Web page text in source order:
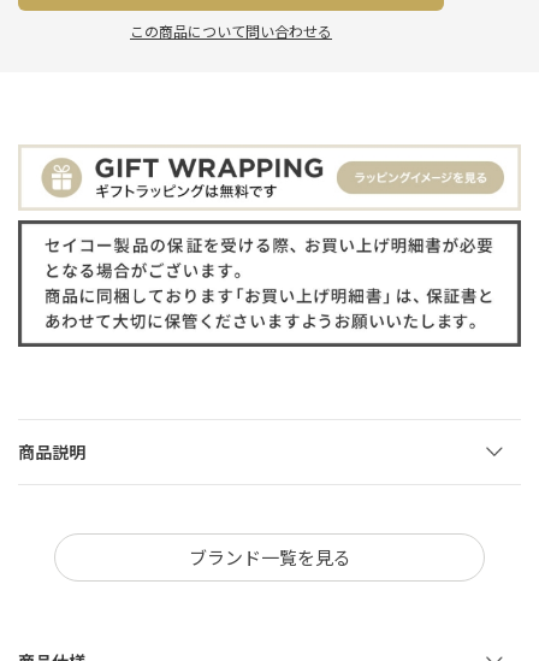
この商品について問い合わせる
商品説明
ブランド一覧を見る